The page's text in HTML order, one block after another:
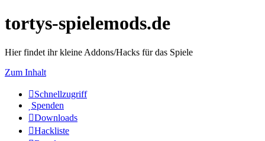
tortys-spielemods.de
Hier findet ihr kleine Addons/Hacks für das Spiele
Zum Inhalt
Schnellzugriff
Spenden
Downloads
Hackliste